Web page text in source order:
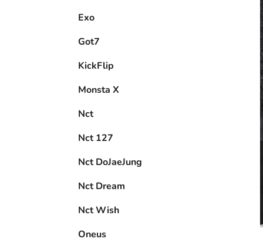
Exo
Got7
KickFlip
Monsta X
Nct
Nct 127
Nct DoJaeJung
Nct Dream
Nct Wish
Oneus